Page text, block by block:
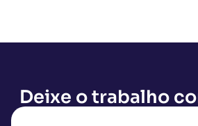
Deixe o trabalho